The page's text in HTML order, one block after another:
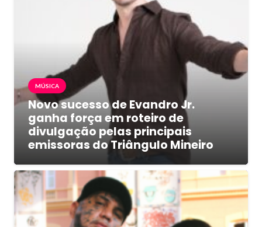
MÚSICA
Novo sucesso de Evandro Jr.
ganha força em roteiro de
divulgação pelas principais
emissoras do Triângulo Mineiro